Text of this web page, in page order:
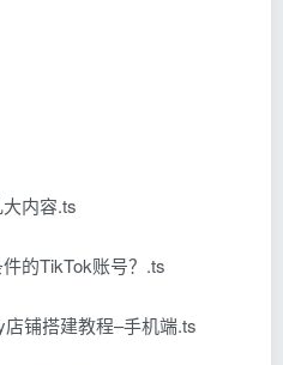
大内容.ts
的TikTok账号？.ts
店铺搭建教程–手机端.ts